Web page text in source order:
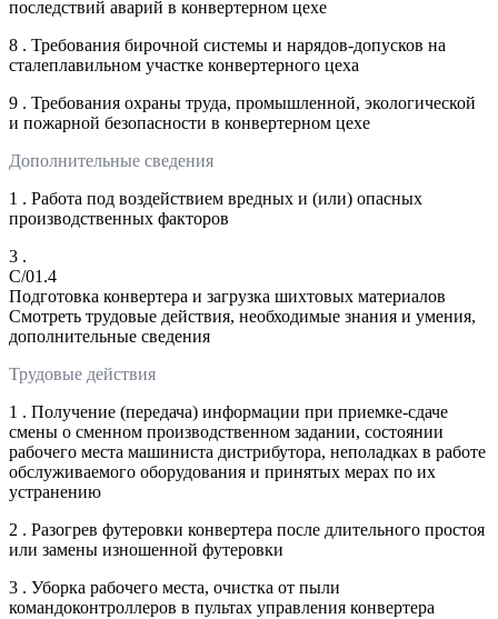
последствий аварий в конвертерном цехе
8 . Требования бирочной системы и нарядов-допусков на
сталеплавильном участке конвертерного цеха
9 . Требования охраны труда, промышленной, экологической
и пожарной безопасности в конвертерном цехе
Дополнительные сведения
1 . Работа под воздействием вредных и (или) опасных
производственных факторов
3 .
C/01.4
Подготовка конвертера и загрузка шихтовых материалов
Смотреть трудовые действия, необходимые знания и умения,
дополнительные сведения
Трудовые действия
1 . Получение (передача) информации при приемке-сдаче
смены о сменном производственном задании, состоянии
рабочего места машиниста дистрибутора, неполадках в работе
обслуживаемого оборудования и принятых мерах по их
устранению
2 . Разогрев футеровки конвертера после длительного простоя
или замены изношенной футеровки
3 . Уборка рабочего места, очистка от пыли
командоконтроллеров в пультах управления конвертера